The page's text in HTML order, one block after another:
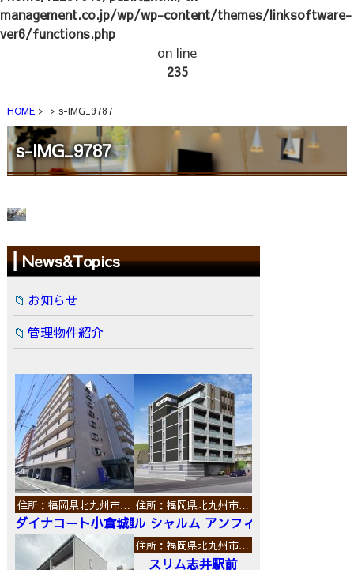
management.co.jp/wp/wp-content/themes/linksoftware-
ver6/functions.php
on line
235
HOME s-IMG_9787
s-IMG_9787
News&Topics
お知らせ
管理物件紹介
住所：福岡県北九州市…
ダイナコート小倉城野
住所：福岡県北九州市…
ル シャルム アンフィニ
住所：福岡県北九州市…
スリム志井駅前